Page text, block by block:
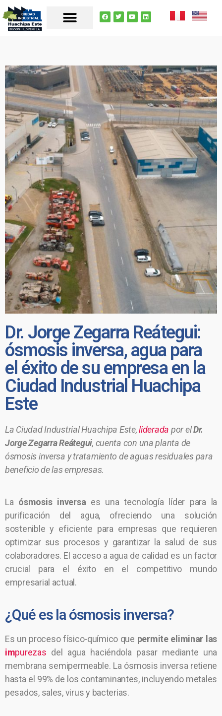
Dr. Jorge Zegarra Reátegui:
ósmosis inversa, agua para
el éxito de su empresa en la
Ciudad Industrial Huachipa
Este
La Ciudad Industrial Huachipa Este,liderada por elDr.
Jorge Zegarra Reátegui, cuenta con una planta de
ósmosis inversa y tratamiento de aguas residuales para
beneficio de las empresas.
La ósmosis inversa es una tecnología líder para la
purificación del agua, ofreciendo una solución
sostenible y eficiente para empresas que requieren
optimizar sus procesos y garantizar la salud de sus
colaboradores. El acceso a agua de calidad es un factor
crucial para el éxito en el competitivo mundo
empresarial actual.
¿Qué es la ósmosis inversa?
Es un proceso físico-químico que permite eliminar las
impurezas del agua haciéndola pasar mediante una
membrana semipermeable. La ósmosis inversa retiene
hasta el 99% de los contaminantes, incluyendo metales
pesados, sales, virus y bacterias.